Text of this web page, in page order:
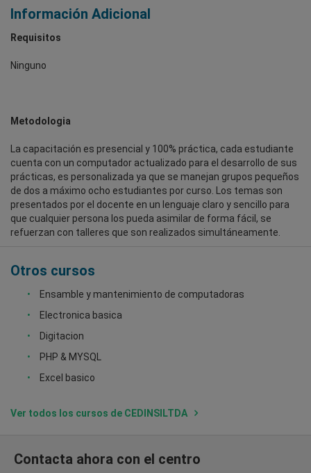
Información Adicional
Requisitos
Ninguno
Metodologia
La capacitación es presencial y 100% práctica, cada estudiante
cuenta con un computador actualizado para el desarrollo de sus
prácticas, es personalizada ya que se manejan grupos pequeños
de dos a máximo ocho estudiantes por curso. Los temas son
presentados por el docente en un lenguaje claro y sencillo para
que cualquier persona los pueda asimilar de forma fácil, se
refuerzan con talleres que son realizados simultáneamente.
Otros cursos
Ensamble y mantenimiento de computadoras
Electronica basica
Digitacion
PHP & MYSQL
Excel basico
Ver todos los cursos de CEDINSILTDA
Contacta ahora con el centro